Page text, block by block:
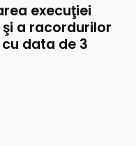
execuţiei
a racordurilor
data de 3